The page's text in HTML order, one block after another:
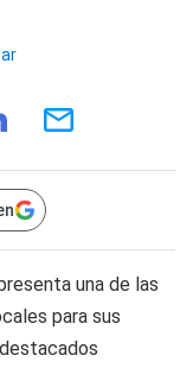
una de las
para sus